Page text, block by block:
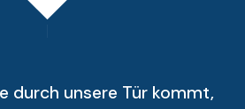
durch unsere Tür kommt,